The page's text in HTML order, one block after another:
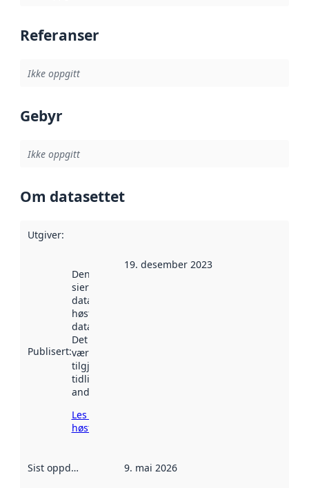
Referanser
Ikke oppgitt
Gebyr
Ikke oppgitt
Om datasettet
Utgiver:
Publisert:
Denne datoen
sier når
datasettet ble
høstet av
data.norge.no.
Det kan ha
vært
tilgjengelig
tidligere
andre steder.
Les mer om
høsting her
19. desember 2023
Sist oppdatert 9. mai 2026